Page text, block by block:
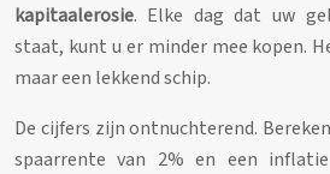
kapitaalerosie. Elke dag dat uw
staat, kunt u er minder mee kopen.
maar een lekkend schip.
De cijfers zijn ontnuchterend.
spaarrente van 2% en een